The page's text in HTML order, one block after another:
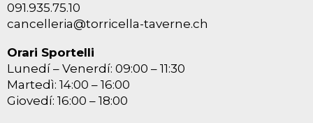
091.935.75.10
cancelleria@torricella-taverne.ch
Orari Sportelli
Lunedí – Venerdí: 09:00 – 11:30
Martedì: 14:00 – 16:00
Giovedí: 16:00 – 18:00